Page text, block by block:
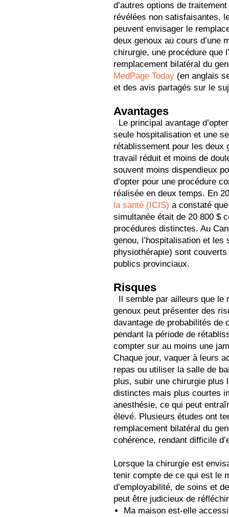
d’autres options de
révélées non satisfaisantes,
peuvent envisager le
deux genoux au cours d’une
chirurgie, une procédure que
remplacement bilatéral du
MedPage Today (en anglais
et des avis partagés sur le
Avantages
Le principal avantage
seule hospitalisation et une
rétablissement pour les deux
travail réduit et moins de
souvent moins dispendieux
d’opter pour une procédure
réalisée en deux temps. En
la santé (ICIS) a constaté
simultanée était de 20 800 $
procédures distinctes. Au
genou, l’hospitalisation et
physiothérapie) sont
publics provinciaux.
Risques
Il semble par ailleurs que
genoux peut présenter des
davantage de probabilités de
pendant la période de
compter sur au moins une
Chaque jour, vaquer à leurs
repas ou utiliser la salle de
plus, subir une chirurgie plus
distinctes mais plus courtes
anesthésie, ce qui peut
élevé. Plusieurs études ont
remplacement bilatéral du
cohérence, rendant difficile
Lorsque la chirurgie est
tenir compte de ce qui est le
d’employabilité, de soins et
peut être judicieux de
Ma maison est-elle